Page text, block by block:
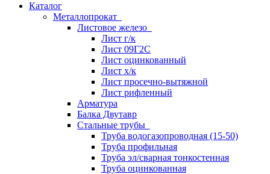
Каталог
Металлопрокат
Листовое железо
Лист г/к
Лист 09Г2С
Лист оцинкованный
Лист х/к
Лист просечно-вытяжной
Лист рифленный
Арматура
Балка Двутавр
Стальные трубы
Труба водогазопроводная (15-50)
Труба профильная
Труба эл/сварная тонкостенная
Труба оцинкованная